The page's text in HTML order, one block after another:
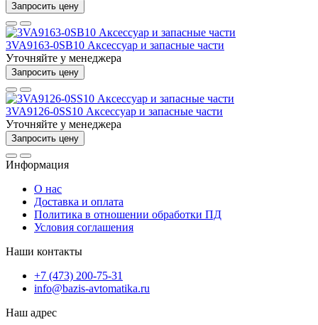
Запросить цену
3VA9163-0SB10 Аксессуар и запасные части
Уточняйте у менеджера
Запросить цену
3VA9126-0SS10 Аксессуар и запасные части
Уточняйте у менеджера
Запросить цену
Информация
О нас
Доставка и оплата
Политика в отношении обработки ПД
Условия соглашения
Наши контакты
+7 (473) 200-75-31
info@bazis-avtomatika.ru
Наш адрес